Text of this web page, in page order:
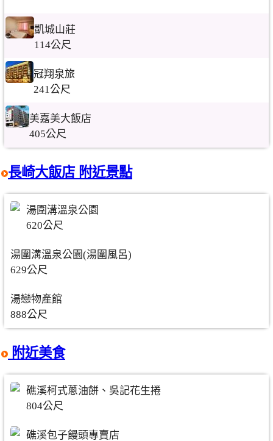
凱城山莊
114公尺
冠翔泉旅
241公尺
美嘉美大飯店
405公尺
長崎大飯店 附近景點
湯圍溝溫泉公園
620公尺
湯圍溝溫泉公園(湯圍風呂)
629公尺
湯戀物產館
888公尺
附近美食
礁溪柯式蔥油餅、吳記花生捲
804公尺
礁溪包子饅頭專賣店